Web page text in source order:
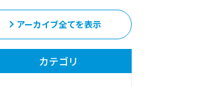
アーカイブ全てを表示
カテゴリ